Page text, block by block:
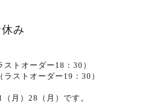
み
トオーダー18：30）
ストオーダー19：30）
月）28（月）です。